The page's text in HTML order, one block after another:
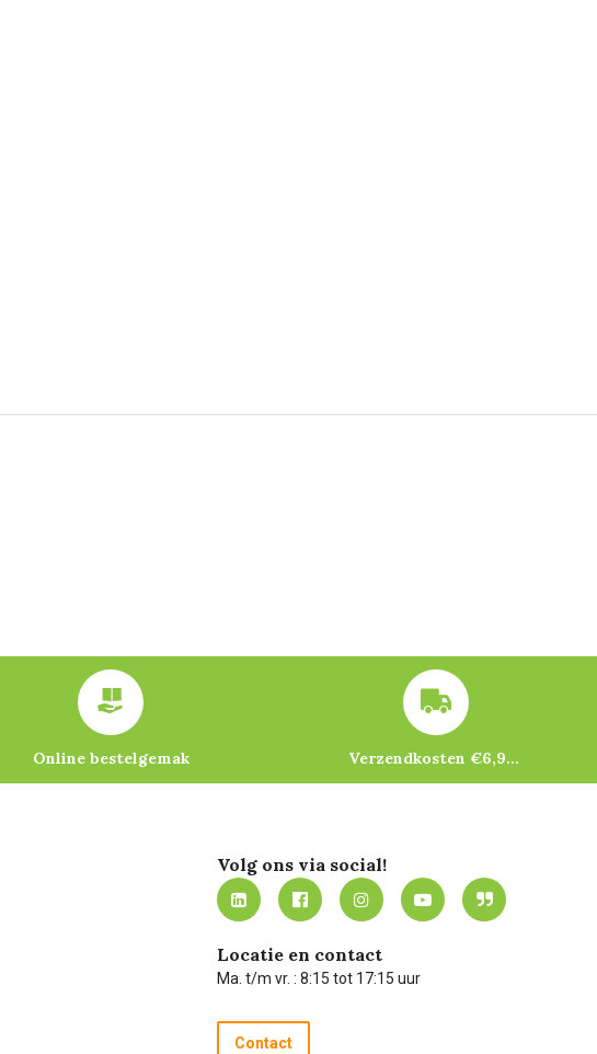
Online bestelgemak Verzendkosten €6,95 – gratis bij je eerste bestelling vanaf €200
Volg ons via social!
Locatie en contact
Ma. t/m vr. : 8:15 tot 17:15 uur
Contact